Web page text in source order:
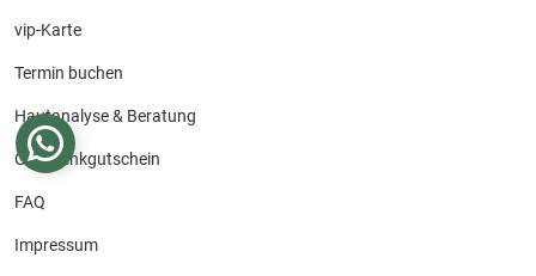
vip-Karte
Termin buchen
Hautanalyse & Beratung
Geschenkgutschein
FAQ
Impressum